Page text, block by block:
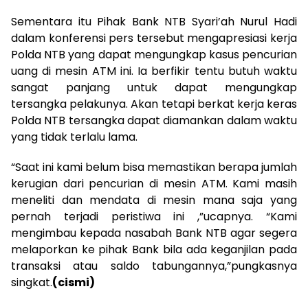
Sementara itu Pihak Bank NTB Syari’ah Nurul Hadi
dalam konferensi pers tersebut mengapresiasi kerja
Polda NTB yang dapat mengungkap kasus pencurian
uang di mesin ATM ini. Ia berfikir tentu butuh waktu
sangat panjang untuk dapat mengungkap
tersangka pelakunya. Akan tetapi berkat kerja keras
Polda NTB tersangka dapat diamankan dalam waktu
yang tidak terlalu lama.
“Saat ini kami belum bisa memastikan berapa jumlah
kerugian dari pencurian di mesin ATM. Kami masih
meneliti dan mendata di mesin mana saja yang
pernah terjadi peristiwa ini ,”ucapnya. “Kami
mengimbau kepada nasabah Bank NTB agar segera
melaporkan ke pihak Bank bila ada keganjilan pada
transaksi atau saldo tabungannya,”pungkasnya
singkat.(cismi)